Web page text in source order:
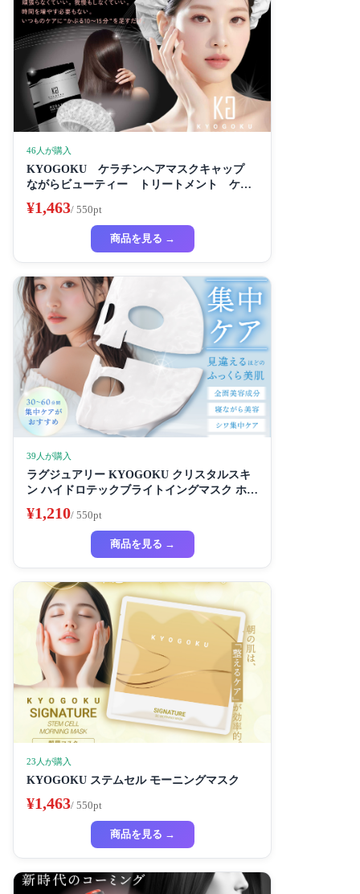
46人が購入
KYOGOKU ケラチンヘアマスクキャップ
ながらビューティー トリートメント ケラ
チン 保湿
¥1,463/ 550pt
商品を見る →
39人が購入
ラグジュアリー KYOGOKU クリスタルスキ
ン ハイドロテックブライトイングマスク ホワ
イトニングマスク 超濃厚保湿 ホワイトニング
フェイスパック ビューティーサロン監修者 シ
ートマスク ハイドラ 美容液
¥1,210/ 550pt
商品を見る →
23人が購入
KYOGOKU ステムセル モーニングマスク
¥1,463/ 550pt
商品を見る →